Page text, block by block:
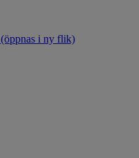
(öppnas i ny flik)